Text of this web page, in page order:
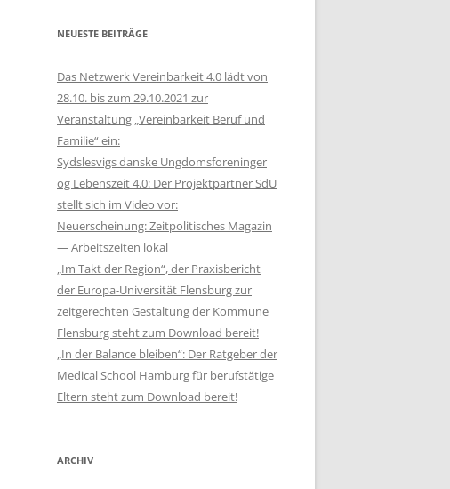
NEUESTE BEITRÄGE
Das Netzwerk Vereinbarkeit 4.0 lädt von
28.10. bis zum 29.10.2021 zur
Veranstaltung „Vereinbarkeit Beruf und
Familie“ ein:
Sydslesvigs danske Ungdomsforeninger
og Lebenszeit 4.0: Der Projektpartner SdU
stellt sich im Video vor:
Neuerscheinung: Zeitpolitisches Magazin
— Arbeitszeiten lokal
„Im Takt der Region“, der Praxisbericht
der Europa-Universität Flensburg zur
zeitgerechten Gestaltung der Kommune
Flensburg steht zum Download bereit!
„In der Balance bleiben“: Der Ratgeber der
Medical School Hamburg für berufstätige
Eltern steht zum Download bereit!
ARCHIV